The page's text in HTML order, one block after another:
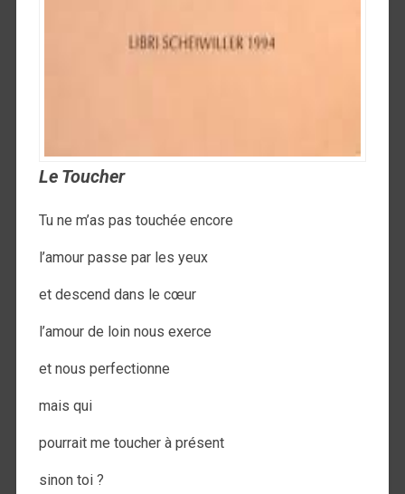
Le Toucher
Tu ne m’as pas touchée encore
l’amour passe par les yeux
et descend dans le cœur
l’amour de loin nous exerce
et nous perfectionne
mais qui
pourrait me toucher à présent
sinon toi ?